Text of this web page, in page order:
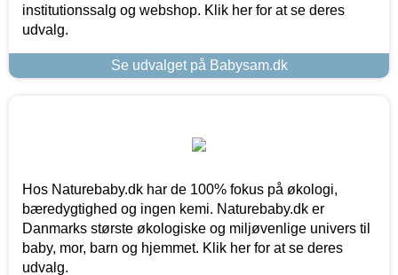
institutionssalg og webshop. Klik her for at se deres
udvalg.
Se udvalget på Babysam.dk
Hos Naturebaby.dk har de 100% fokus på økologi,
bæredygtighed og ingen kemi. Naturebaby.dk er
Danmarks største økologiske og miljøvenlige univers til
baby, mor, barn og hjemmet. Klik her for at se deres
udvalg.